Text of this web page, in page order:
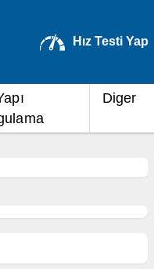
Hız Testi Yap
Diger